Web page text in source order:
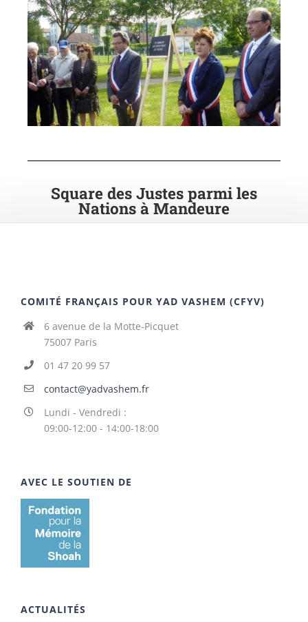
Square des Justes parmi les
Nations à Mandeure
COMITÉ FRANÇAIS POUR YAD VASHEM (CFYV)
6 avenue de la Motte-Picquet
75007 Paris
01 47 20 99 57
contact@yadvashem.fr
Lundi - Vendredi :
09:00-12:00 - 14:00-18:00
AVEC LE SOUTIEN DE
ACTUALITÉS